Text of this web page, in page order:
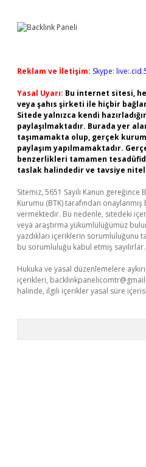
Reklam ve İletişim: Skype:
Yasal Uyarı: Bu internet sitesi,
veya şahıs şirketi ile hiçbir
Sitede yalnızca kendi
paylaşılmaktadır. Burada yer
taşımamakta olup, gerçek
paylaşım yapılmamaktadır.
benzerlikleri tamamen
taslak halindedir ve tavsiye
Sitemiz, 5651 Sayılı Kanun
Kurumu (BTK) tarafından
vermektedir. Bu nedenle, sitedeki
veya araştırma yükümlülüğümüz
yazdıkları içeriklerin sorumluluğunu
bu sorumluluğu kabul etmiş sayılırlar.
Hukuka ve yasal düzenlemelere
içerikleri,
halinde, ilgili içerikler yasal süre